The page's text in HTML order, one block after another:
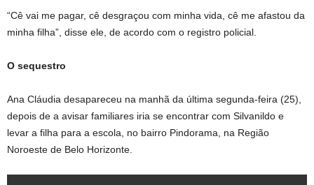
“Cê vai me pagar, cê desgraçou com minha vida, cê me afastou da
minha filha”, disse ele, de acordo com o registro policial.
O sequestro
Ana Cláudia desapareceu na manhã da última segunda-feira (25),
depois de a avisar familiares iria se encontrar com Silvanildo e
levar a filha para a escola, no bairro Pindorama, na Região
Noroeste de Belo Horizonte.